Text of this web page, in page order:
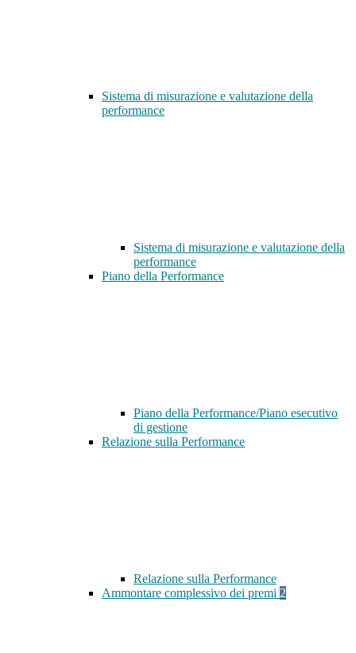
Sistema di misurazione e valutazione della
performance
Sistema di misurazione e valutazione della
performance
Piano della Performance
Piano della Performance/Piano esecutivo
di gestione
Relazione sulla Performance
Relazione sulla Performance
Ammontare complessivo dei premi 2